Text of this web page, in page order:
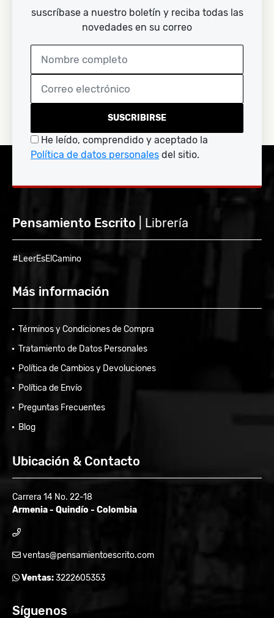
suscríbase a nuestro boletín y reciba todas las
novedades en su correo
SUSCRIBIRSE
He leído, comprendido y aceptado la
Política de datos personales del sitio.
Pensamiento Escrito | Librería
#LeerEsElCamino
Más información
Términos y Condiciones de Compra
Tratamiento de Datos Personales
Política de Cambios y Devoluciones
Política de Envío
Preguntas Frecuentes
Blog
Ubicación & Contacto
Carrera 14 No. 22-18
Armenia - Quindío - Colombia
ventas@pensamientoescrito.com
Ventas:3222605353
Síguenos